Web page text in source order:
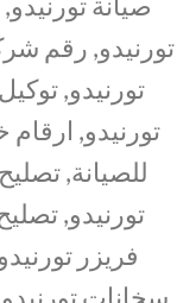
تورنيدو, رقم
تورنيدو,
تورنيدو, ارقام
للصيانة,
تورنيدو,
فريزر
سخانات